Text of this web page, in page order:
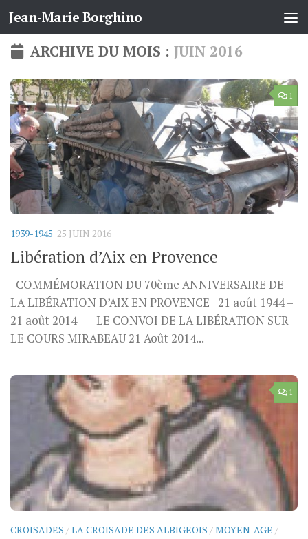
Skip to content
Jean-Marie Borghino
ARCHIVE DU MOIS : JUIN 2016
1
1939-1945 25 JUIN 2016
Libération d’Aix en Provence
COMMÉMORATION DU 70ème ANNIVERSAIRE DE
LA LIBÉRATION D’AIX EN PROVENCE 21 août 1944 –
21 août 2014 LE CONVOI DE LA LIBÉRATION SUR
LE COURS MIRABEAU 21 Août 2014...
1
CROISADES /LA CROISADE DES ALBIGEOIS /MOYEN-AGE /